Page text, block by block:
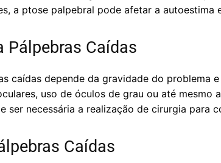
a ptose palpebral pode afetar a autoestima
Pálpebras Caídas
caídas depende da gravidade do problema
uso de óculos de grau ou até mesmo
ser necessária a realização de cirurgia para
Caídas